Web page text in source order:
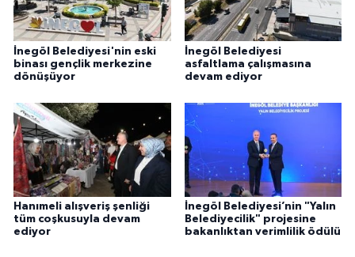
İnegöl Belediyesi'nin eski
binası gençlik merkezine
dönüşüyor
İnegöl Belediyesi
asfaltlama çalışmasına
devam ediyor
Hanımeli alışveriş şenliği
tüm coşkusuyla devam
ediyor
İnegöl Belediyesi’nin "Yalın
Belediyecilik" projesine
bakanlıktan verimlilik ödülü